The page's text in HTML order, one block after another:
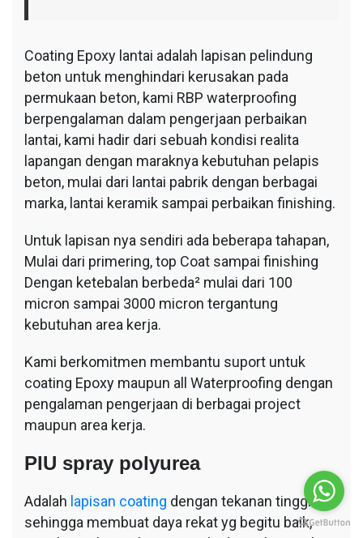
Coating Epoxy lantai adalah lapisan pelindung
beton untuk menghindari kerusakan pada
permukaan beton, kami RBP waterproofing
berpengalaman dalam pengerjaan perbaikan
lantai, kami hadir dari sebuah kondisi realita
lapangan dengan maraknya kebutuhan pelapis
beton, mulai dari lantai pabrik dengan berbagai
marka, lantai keramik sampai perbaikan finishing.
Untuk lapisan nya sendiri ada beberapa tahapan,
Mulai dari primering, top Coat sampai finishing
Dengan ketebalan berbeda² mulai dari 100
micron sampai 3000 micron tergantung
kebutuhan area kerja.
Kami berkomitmen membantu suport untuk
coating Epoxy maupun all Waterproofing dengan
pengalaman pengerjaan di berbagai project
maupun area kerja.
PIU spray polyurea
Adalah lapisan coating dengan tekanan tinggi
sehingga membuat daya rekat yg begitu baik,